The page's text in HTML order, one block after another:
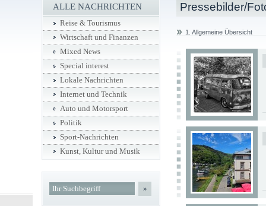
Pressebilder/
1. Allgemeine Übersicht
ALLE NACHRICHTEN
Reise & Tourismus
Wirtschaft und Finanzen
Mixed News
Special interest
Lokale Nachrichten
Internet und Technik
Auto und Motorsport
Politik
Sport-Nachrichten
Kunst, Kultur und Musik
»